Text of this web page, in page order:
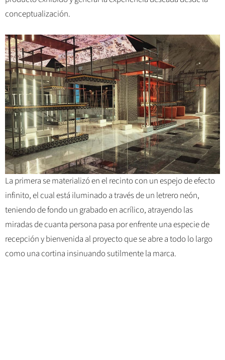
conceptualización.
La primera se materializó en el recinto con un espejo de efecto
infinito, el cual está iluminado a través de un letrero neón,
teniendo de fondo un grabado en acrílico, atrayendo las
miradas de cuanta persona pasa por enfrente una especie de
recepción y bienvenida al proyecto que se abre a todo lo largo
como una cortina insinuando sutilmente la marca.